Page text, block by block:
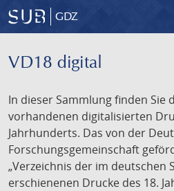
GDZ
VD18 digital
In dieser Sammlung finden Sie
vorhandenen digitalisierten
Jahrhunderts. Das von der
Forschungsgemeinschaft
„Verzeichnis der im deutschen
erschienenen Drucke des 18.